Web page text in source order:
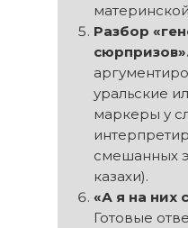
Разбор
уральские
маркеры у
смешанных
казахи).
«А я на них
Готовые